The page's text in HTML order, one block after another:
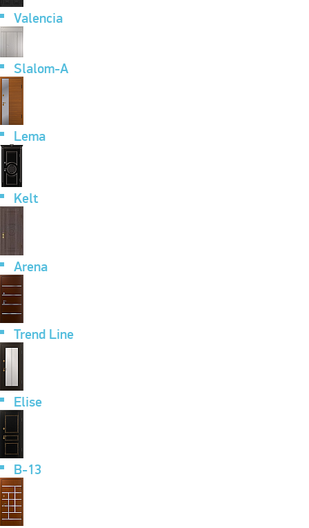
Valencia
Slalom-A
Lema
Kelt
Arena
Trend Line
Elise
B-13